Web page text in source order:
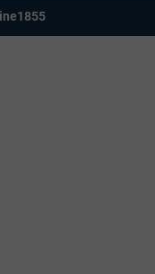
thanh lịch, mượt mà